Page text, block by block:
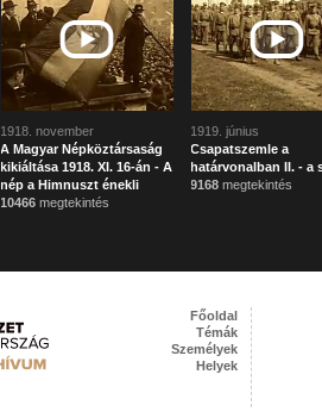
1918. november
A Magyar Népköztársaság
kikiáltása 1918. XI. 16-án - A
nép a Himnuszt énekli
10466 megtekintés
1919. június
Csapatszemle a
határvonalban II. - a
9168 megtekintés
Főoldal
Témák
Személyek
Helyek